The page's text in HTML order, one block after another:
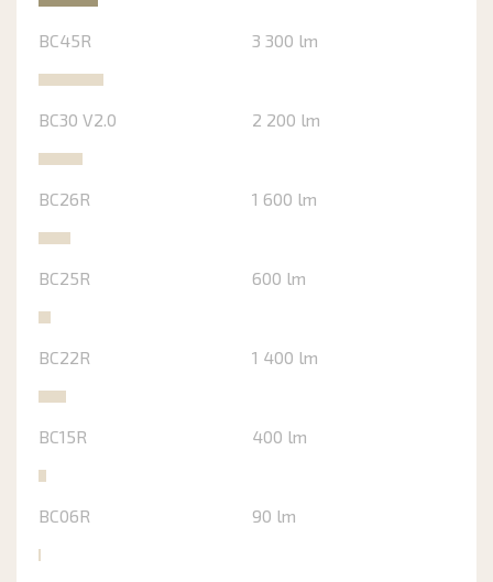
BC45R 3 300 lm
BC30 V2.0 2 200 lm
BC26R 1 600 lm
BC25R 600 lm
BC22R 1 400 lm
BC15R 400 lm
BC06R 90 lm